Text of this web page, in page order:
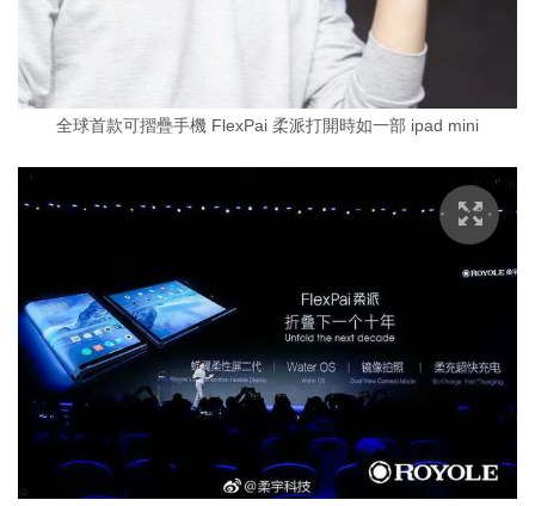
全球首款可摺疊手機 FlexPai 柔派打開時如一部 ipad mini